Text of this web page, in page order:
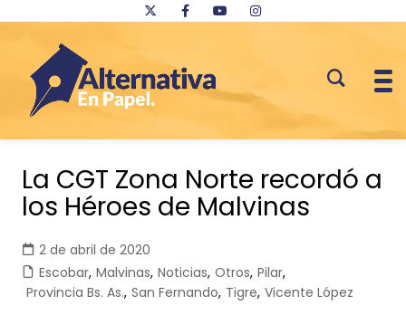
contenido
La CGT Zona Norte recordó a
los Héroes de Malvinas
2 de abril de 2020
Escobar, Malvinas, Noticias, Otros, Pilar,
Provincia Bs. As., San Fernando, Tigre, Vicente López